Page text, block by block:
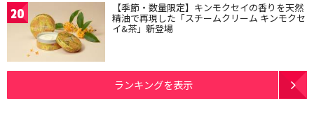
20 【季節・数量限定】キンモクセイの香りを天然
精油で再現した「スチームクリーム キンモクセ
イ&茶」新登場
ランキングを表示